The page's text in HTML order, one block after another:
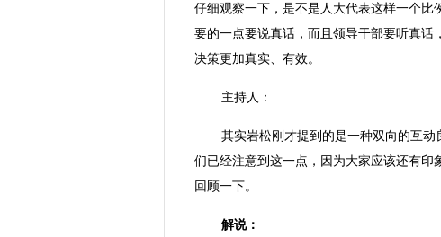
仔细观察一下，是不是人大代表这样一个
要的一点要说真话，而且领导干部要听真
决策更加真实、有效。
主持人：
其实岩松刚才提到的是一种双向的互
们已经注意到这一点，因为大家应该还有
回顾一下。
解说：